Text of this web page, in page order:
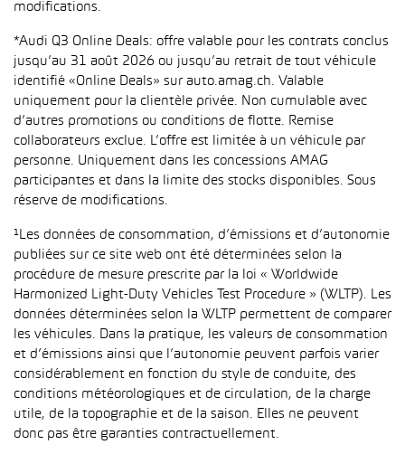
modifications.
*Audi Q3 Online Deals: offre valable pour les contrats conclus
jusqu’au 31 août 2026 ou jusqu’au retrait de tout véhicule
identifié «Online Deals» sur auto.amag.ch. Valable
uniquement pour la clientèle privée. Non cumulable avec
d’autres promotions ou conditions de flotte. Remise
collaborateurs exclue. L’offre est limitée à un véhicule par
personne. Uniquement dans les concessions AMAG
participantes et dans la limite des stocks disponibles. Sous
réserve de modifications.
¹Les données de consommation, d’émissions et d’autonomie
publiées sur ce site web ont été déterminées selon la
procédure de mesure prescrite par la loi « Worldwide
Harmonized Light-Duty Vehicles Test Procedure » (WLTP). Les
données déterminées selon la WLTP permettent de comparer
les véhicules. Dans la pratique, les valeurs de consommation
et d’émissions ainsi que l’autonomie peuvent parfois varier
considérablement en fonction du style de conduite, des
conditions météorologiques et de circulation, de la charge
utile, de la topographie et de la saison. Elles ne peuvent
donc pas être garanties contractuellement.